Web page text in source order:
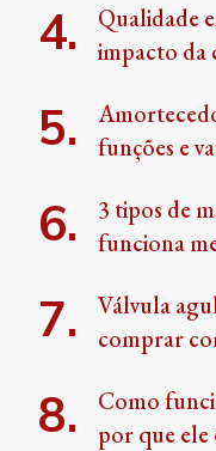
Qualidade
impacto da
funções e
3 tipos de
funciona
Válvula
comprar
Como
por que ele